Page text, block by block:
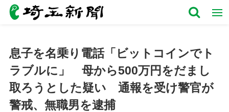
息子を名乗り電話「ビットコインでト
ラブルに」 母から500万円をだまし
取ろうとした疑い 通報を受け警官が
警戒、無職男を逮捕